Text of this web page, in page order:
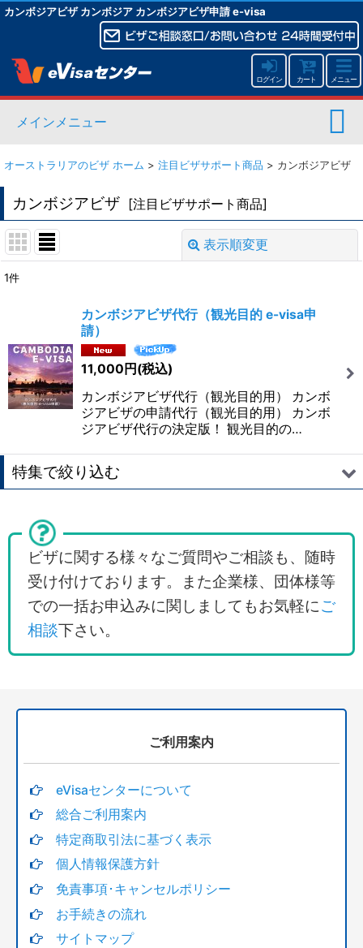
カンボジアビザ カンボジア カンボジアビザ申請 e-visa
ログイン カート メニュー
メインメニュー
オーストラリアのビザ ホーム > 注目ビザサポート商品 > カンボジアビザ
カンボジアビザ [注目ビザサポート商品]
表示順変更
絞り込む
1件
カンボジアビザ代行（観光目的 e-visa申
請）
11,000 円 (税込)
カンボジアビザ代行（観光目的用） カンボ
ジアビザの申請代行（観光目的用） カンボ
ジアビザ代行の決定版！ 観光目的の…
特集で絞り込む
オーストラリアビザ
オーストラリア観光ビザETAS 日本人韓国人の３ヵ月
以内滞在
オーストラリア観光ビザe600 日本・韓国・ブラジル
人の最大６ヵ月滞在
オーストラリア観光ビザ 外国人用（中国人・他）
オーストラリア短期商用ビザ
オーストラリアビザ用 英語翻訳
カンボジアビザ
アメリカビザ
アメリカビザ ESTA エスタ
アメリカビザ 日本人韓国人観光・商用ビザ 90日以上
６ヵ月未満滞在
ビザに関する様々なご質問やご相談も、随時
受け付けております。また企業様、団体様等
での一括お申込みに関しましてもお気軽にご
相談下さい。
ご利用案内
eVisaセンターについて
総合ご利用案内
特定商取引法に基づく表示
個人情報保護方針
免責事項･キャンセルポリシー
お手続きの流れ
サイトマップ